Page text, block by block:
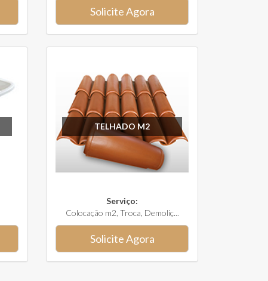
Solicite Agora
TELHADO M2
Serviço:
Colocação m2, Troca, Demoliç...
Solicite Agora